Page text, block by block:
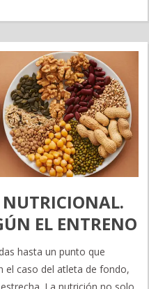
EL ENTRENO
hasta un punto que
el caso del atleta de fondo,